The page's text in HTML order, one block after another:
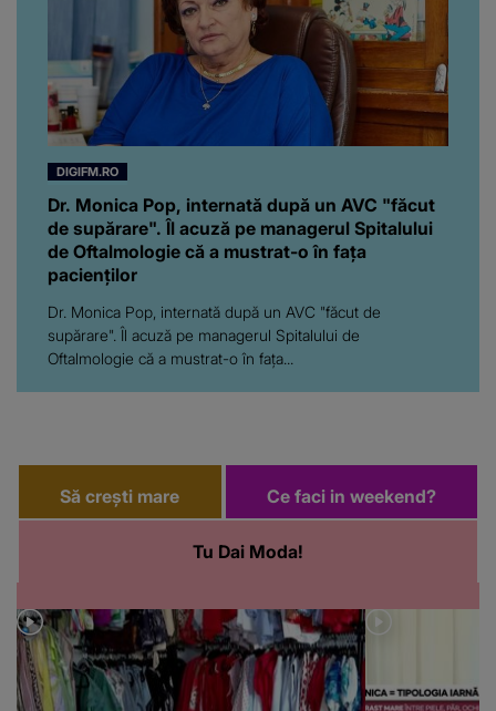
DIGIFM.RO
Dr. Monica Pop, internată după un AVC "făcut
de supărare". Îl acuză pe managerul Spitalului
de Oftalmologie că a mustrat-o în fața
pacienților
Dr. Monica Pop, internată după un AVC "făcut de
supărare". Îl acuză pe managerul Spitalului de
Oftalmologie că a mustrat-o în fața...
Să crești mare
Tu Dai Moda!
Ce faci in weekend?